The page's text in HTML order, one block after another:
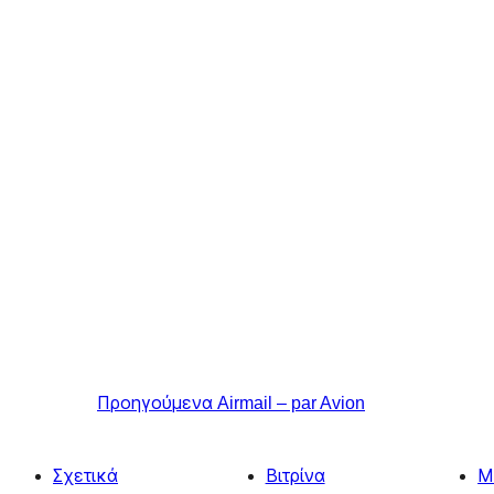
Προηγούμενα Airmail – par Avion
Σχετικά Βιτρίνα